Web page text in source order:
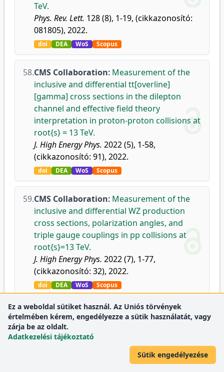
TeV.
Phys. Rev. Lett. 128 (8), 1-19, (cikkazonosító:
081805), 2022.
doi DEA WoS Scopus
58.CMS Collaboration: Measurement of the
inclusive and differential tt[overline]
[gamma] cross sections in the dilepton
channel and effective field theory
interpretation in proton-proton collisions at
root{s} = 13 TeV.
J. High Energy Phys. 2022 (5), 1-58,
(cikkazonosító: 91), 2022.
doi DEA WoS Scopus
59.CMS Collaboration: Measurement of the
inclusive and differential WZ production
cross sections, polarization angles, and
triple gauge couplings in pp collisions at
root{s}=13 TeV.
J. High Energy Phys. 2022 (7), 1-77,
(cikkazonosító: 32), 2022.
doi DEA WoS Scopus
60.CMS Collaboration:Measurement of the
inclusive t(t)over-bar production cross
section in proton-proton collisions at root
2022 (4), 1-38,
Ez a weboldal sütiket használ. Az Uniós törvények
értelmében kérem, engedélyezze a sütik használatát, vagy
zárja be az oldalt.
Adatkezelési tájékoztató
Sütik engedélyezése